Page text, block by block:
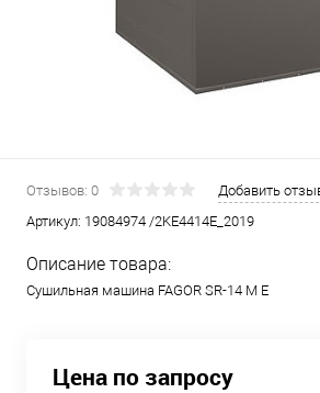
Отзывов: 0
Добавить
Артикул: 19084974 /2KE4414E_2019
Описание товара:
Сушильная машина FAGOR SR-14 M E
Цена по запросу